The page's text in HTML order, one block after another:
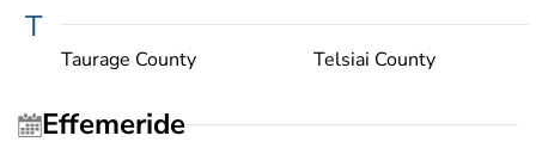
T
Taurage County Telsiai County
Effemeride